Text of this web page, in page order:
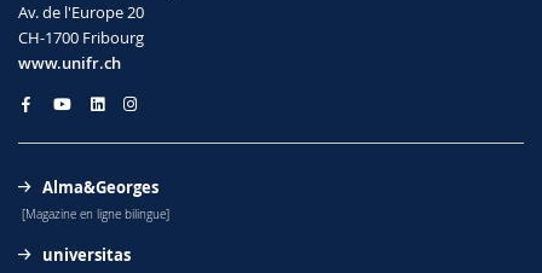
Av. de l'Europe 20
CH-1700 Fribourg
www.unifr.ch
Alma&Georges
[Magazine en ligne bilingue]
universitas